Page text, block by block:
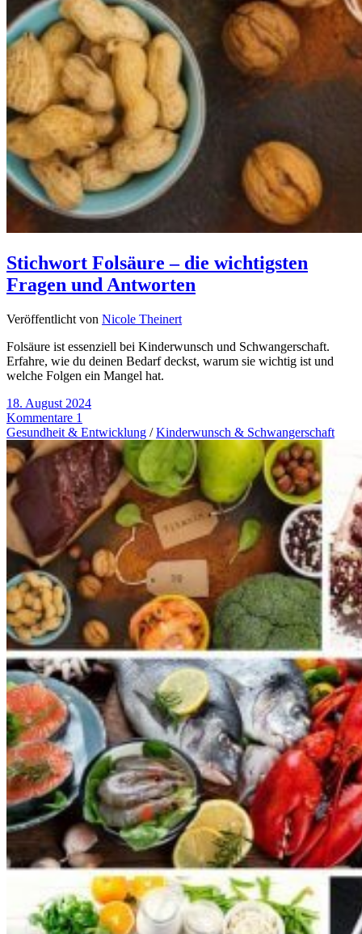
Stichwort Folsäure – die wichtigsten
Fragen und Antworten
Veröffentlicht von Nicole Theinert
Folsäure ist essenziell bei Kinderwunsch und Schwangerschaft.
Erfahre, wie du deinen Bedarf deckst, warum sie wichtig ist und
welche Folgen ein Mangel hat.
18. August 2024
Kommentare 1
Gesundheit & Entwicklung /Kinderwunsch & Schwangerschaft